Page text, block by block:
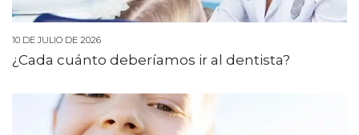
10 DE JULIO DE 2026
¿Cada cuánto deberíamos ir al dentista?